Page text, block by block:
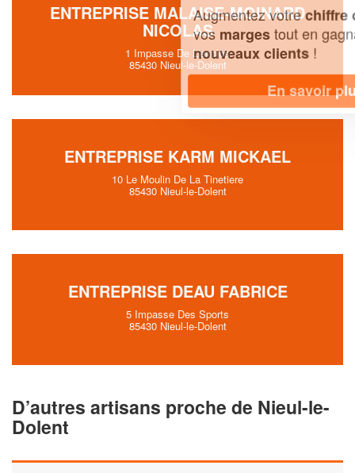
ENTREPRISE MALAISE-MOINARD
NICOLAS
1 Impasse De L'enclos
85430 Nieul-le-Dolent
ENTREPRISE KARM MICKAEL
10 Le Moulin De La Tinetiere
85430 Nieul-le-Dolent
ENTREPRISE DEAU FABRICE
5 Impasse Des Sports
85430 Nieul-le-Dolent
D’autres artisans proche de Nieul-le-
Dolent
Augmentez votrechiffre d'affaireset
margestout en gagnant de
nouveaux clients!
En savoir plus